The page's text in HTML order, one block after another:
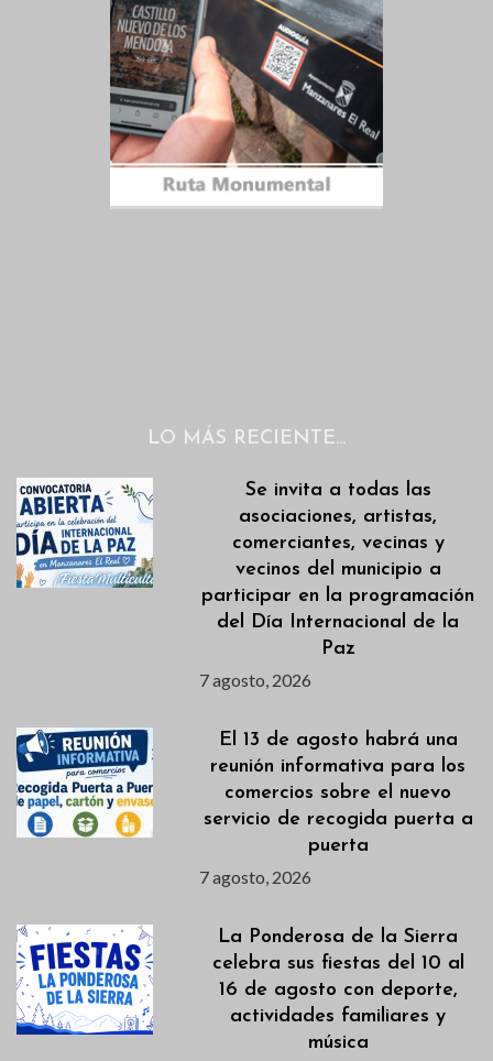
LO MÁS RECIENTE…
Se invita a todas las
asociaciones, artistas,
comerciantes, vecinas y
vecinos del municipio a
participar en la programación
del Día Internacional de la
Paz
7 agosto, 2026
El 13 de agosto habrá una
reunión informativa para los
comercios sobre el nuevo
servicio de recogida puerta a
puerta
7 agosto, 2026
La Ponderosa de la Sierra
celebra sus fiestas del 10 al
16 de agosto con deporte,
actividades familiares y
música